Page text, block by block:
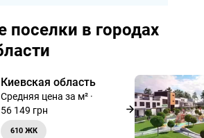
в городах
Киевская область
Средняя цена за м² ·
56 149 грн
610 ЖК